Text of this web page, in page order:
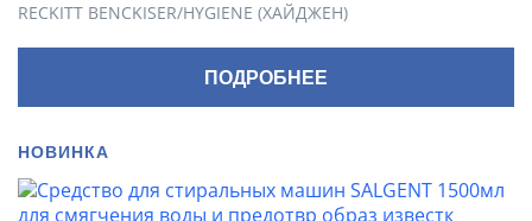
RECKITT BENCKISER/HYGIENE (ХАЙДЖЕН)
ПОДРОБНЕЕ
НОВИНКА